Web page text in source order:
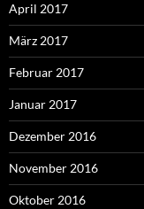
April 2017
März 2017
Februar 2017
Januar 2017
Dezember 2016
November 2016
Oktober 2016